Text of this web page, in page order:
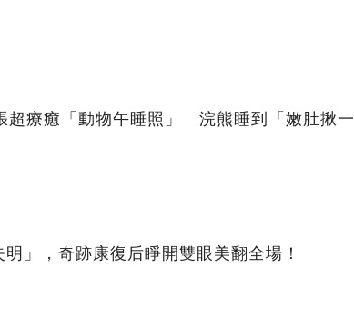
療癒「動物午睡照」 浣熊睡到「嫩肚揪一
」，奇跡康復后睜開雙眼美翻全場！